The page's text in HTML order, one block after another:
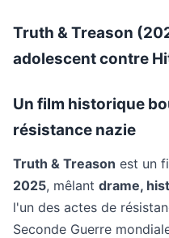
Truth & Treason
adolescent contre
Un film historique
résistance nazie
Truth & Treason est un
2025, mêlant drame,
l'un des actes de
Seconde Guerre